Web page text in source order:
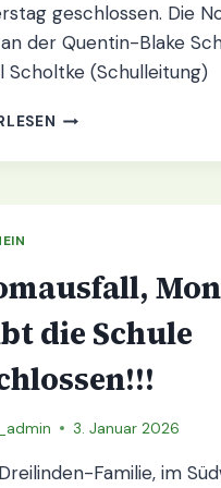
geschlossen. Die
der Quentin-Blake
Scholtke (Schulleitung)
NOTBETREUUNG
5.1.26
die Schule
3. Januar 2026
Familie, im